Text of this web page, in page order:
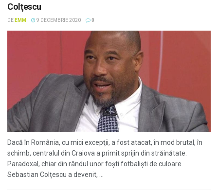
Colţescu
DE EMM 9 DECEMBRIE 2020 0
Dacă în România, cu mici excepţii, a fost atacat, în mod brutal, în
schimb, centralul din Craiova a primit sprijin din străinătate.
Paradoxal, chiar din rândul unor foşti fotbalişti de culoare.
Sebastian Colţescu a devenit, ...